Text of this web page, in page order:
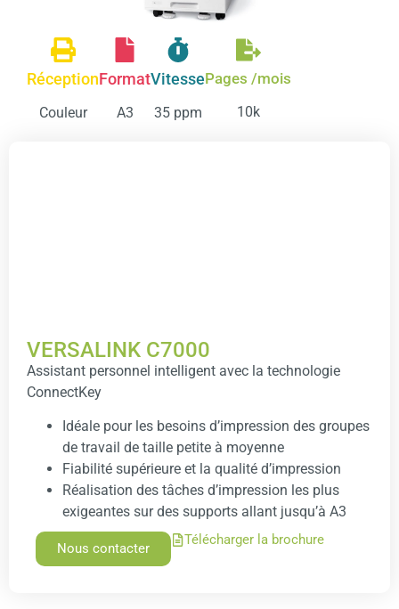
Réception
Couleur
Format
A3
Vitesse
35 ppm
Pages /mois
10k
VERSALINK C7000
Assistant personnel intelligent avec la technologie
ConnectKey
Idéale pour les besoins d’impression des groupes
de travail de taille petite à moyenne
Fiabilité supérieure et la qualité d’impression
Réalisation des tâches d’impression les plus
exigeantes sur des supports allant jusqu’à A3
Nous contacter
Télécharger la brochure